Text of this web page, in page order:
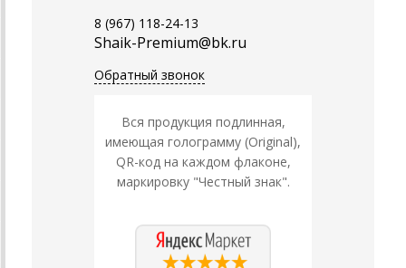
8 (967) 118-24-13
Shaik-Premium@bk.ru
Обратный звонок
Вся продукция подлинная,
имеющая голограмму (Original),
QR-код на каждом флаконе,
маркировку "Честный знак".